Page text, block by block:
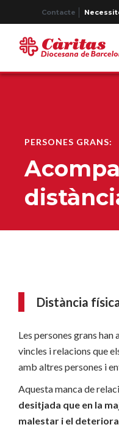
Contacte
PERSONES GRANS:
Distància
Les persones grans
vincles i relacions que
amb altres persones i
Aquesta manca de
desitjada que en la
malestar i el